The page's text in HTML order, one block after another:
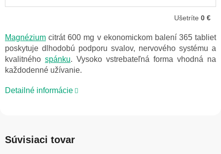
Ušetríte 0 €
Magnézium citrát 600 mg v ekonomickom balení 365 tabliet
poskytuje dlhodobú podporu svalov, nervového systému a
kvalitného spánku. Vysoko vstrebateľná forma vhodná na
každodenné užívanie.
Detailné informácie
Súvisiaci tovar